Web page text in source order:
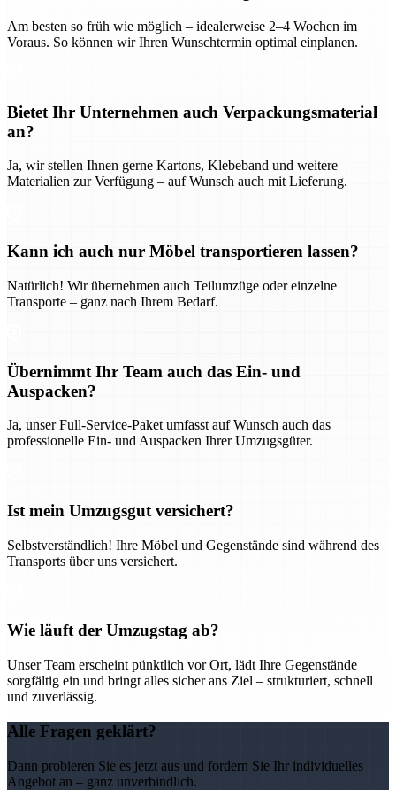
Am besten so früh wie möglich – idealerweise 2–4 Wochen im
Voraus. So können wir Ihren Wunschtermin optimal einplanen.
Bietet Ihr Unternehmen auch Verpackungsmaterial
an?
Ja, wir stellen Ihnen gerne Kartons, Klebeband und weitere
Materialien zur Verfügung – auf Wunsch auch mit Lieferung.
Kann ich auch nur Möbel transportieren lassen?
Natürlich! Wir übernehmen auch Teilumzüge oder einzelne
Transporte – ganz nach Ihrem Bedarf.
Übernimmt Ihr Team auch das Ein- und
Auspacken?
Ja, unser Full-Service-Paket umfasst auf Wunsch auch das
professionelle Ein- und Auspacken Ihrer Umzugsgüter.
Ist mein Umzugsgut versichert?
Selbstverständlich! Ihre Möbel und Gegenstände sind während des
Transports über uns versichert.
Wie läuft der Umzugstag ab?
Unser Team erscheint pünktlich vor Ort, lädt Ihre Gegenstände
sorgfältig ein und bringt alles sicher ans Ziel – strukturiert, schnell
und zuverlässig.
Alle Fragen geklärt?
Dann probieren Sie es jetzt aus und fordern Sie Ihr individuelles
Angebot an – ganz unverbindlich.